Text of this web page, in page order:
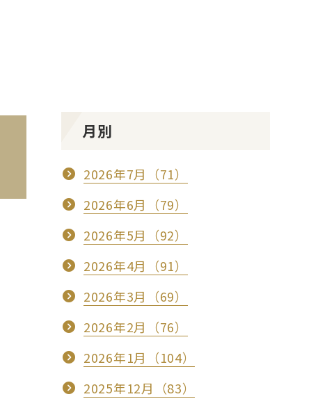
月別
2026年7月（71）
2026年6月（79）
2026年5月（92）
2026年4月（91）
2026年3月（69）
2026年2月（76）
2026年1月（104）
2025年12月（83）